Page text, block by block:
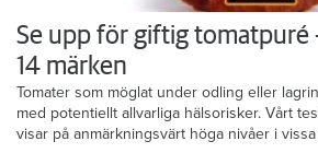
Se upp för giftig tomatpuré
14 märken
Tomater som möglat under odling eller
med potentiellt allvarliga hälsorisker. Vårt
visar på anmärkningsvärt höga nivåer i